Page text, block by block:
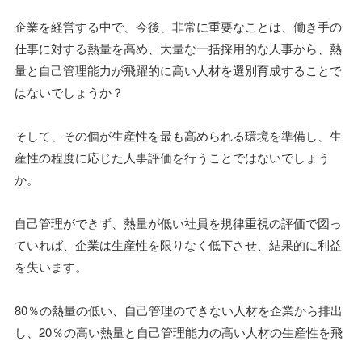
企業を経営する中で、今後、非常に重要なことは、働き手の
仕事に対する熱量を高め、大量な一括採用的な人事から、熱
量と自己管理能力が飛躍的に高い人材を選別育成することで
はないでしょうか？
そして、その個が生産性を最も高められる環境を準備し、生
産性の程度に応じた人事評価を行うことではないでしょう
か。
自己管理ができず、熱量が低い社員を規律重視の評価で図っ
ていれば、企業は生産性を限りなく低下させ、結果的に利益
を失います。
80％の熱量の低い、自己管理のできない人材を企業から排出
し、20％の高い熱量と自己管理能力の高い人材の生産性を飛